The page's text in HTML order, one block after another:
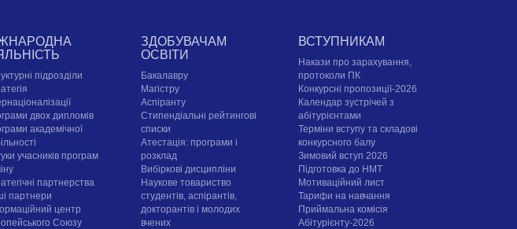
підрозділи
двох дипломів
академічної
учасників програм
партнерства
партнери
центр
Союзу
ЗДОБУВАЧАМ
ОСВІТИ
Бакалавру
Магістру
Аспіранту
Стипендіальні рейтингові
списки
Атестація: програми і
розклад
Вибіркові дисципліни
Наукове товариство
студентів, аспірантів,
докторантів і молодих
вчених
ВСТУПНИКАМ
Накази про зарахування,
протоколи ПК
Конкурсні пропозиції-2026
Календар зустрічей з
абітурієнтами
Терміни вступу та складові
конкурсного балу
Зимовий вступ 2026
Підготовка до НМТ
Мотиваційний лист
Тарифи на навчання
Приймальна комісія
Абітурієнту-2026